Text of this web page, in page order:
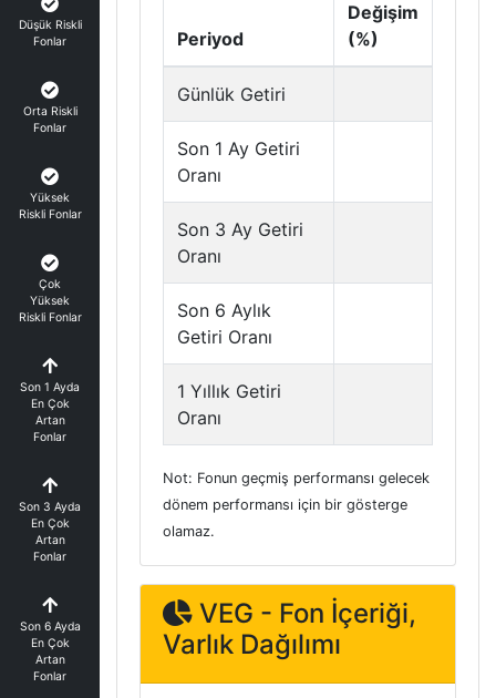
Düşük Riskli
Fonlar
Orta Riskli
Fonlar
Yüksek
Riskli Fonlar
Çok
Yüksek
Riskli Fonlar
Son 1 Ayda
En Çok
Artan
Fonlar
Son 3 Ayda
En Çok
Artan
Fonlar
Son 6 Ayda
En Çok
Artan
Fonlar
Periyod
Değişim
(%)
Günlük Getiri
Son 1 Ay Getiri
Oranı
Son 3 Ay Getiri
Oranı
Son 6 Aylık
Getiri Oranı
1 Yıllık Getiri
Oranı
Not: Fonun geçmiş performansı gelecek
dönem performansı için bir gösterge
olamaz.
VEG - Fon İçeriği,
Varlık Dağılımı